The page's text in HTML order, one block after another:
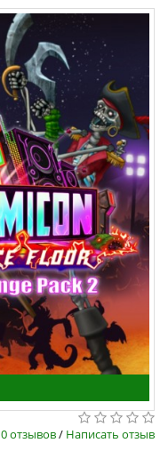
0 отзывов/ Написать отзыв